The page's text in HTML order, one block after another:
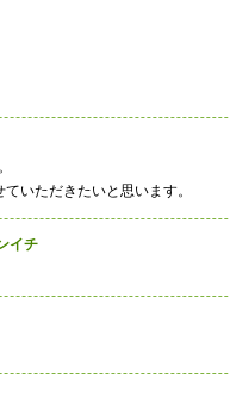
いただきたいと思います。
イチ